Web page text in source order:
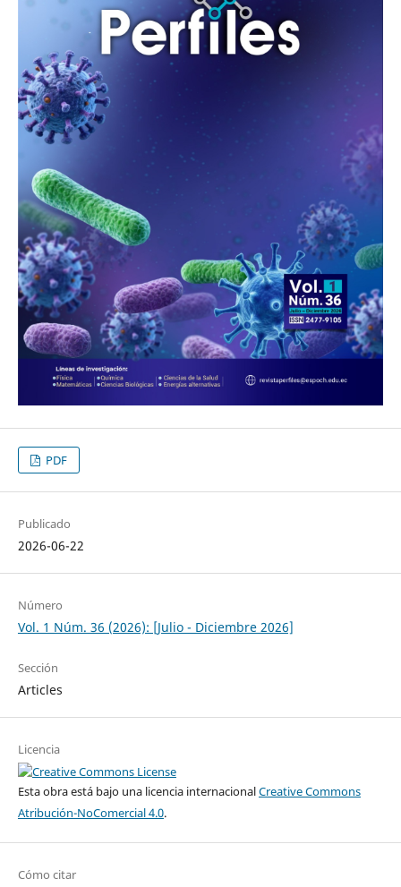
PDF
Publicado
2026-06-22
Número
Vol. 1 Núm. 36 (2026): [Julio - Diciembre 2026]
Sección
Articles
Licencia
Esta obra está bajo una licencia internacionalCreative Commons
Atribución-NoComercial 4.0.
Cómo citar